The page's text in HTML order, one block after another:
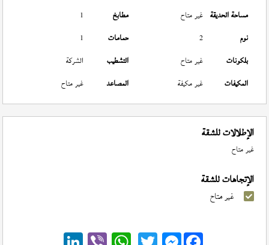
مساحة الحديقة غير متاح مطابخ
1
نوم
2 حمامات
1
بلكونات
غير متاح التشطيب
الشركة
المكيفات
غير مكيفة المصاعد غير متاح
الإطلالات للشقة
غير متاح
الإتجاهات للشقة
غير متاح
Messenger